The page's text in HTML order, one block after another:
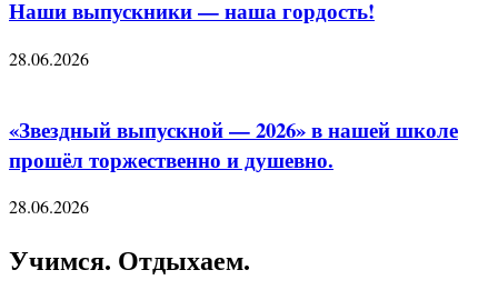
Наши выпускники — наша гордость!
28.06.2026
«Звездный выпускной — 2026» в нашей школе
прошёл торжественно и душевно.
28.06.2026
Учимся. Отдыхаем.